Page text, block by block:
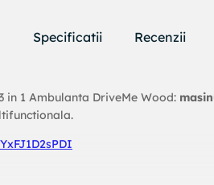
Specificatii Recenzii
in 1 Ambulanta DriveMe Wood: